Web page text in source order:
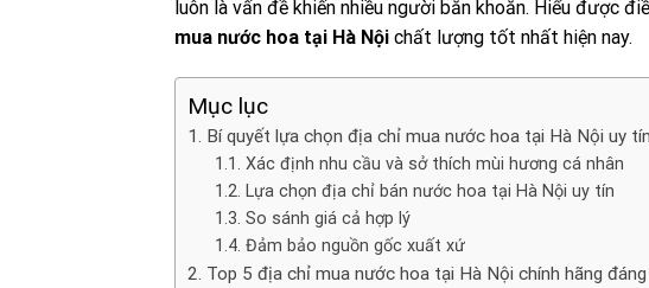
luôn là vấn đề khiến nhiều người băn khoăn. Hiểu được
mua nước hoa tại Hà Nội chất lượng tốt nhất hiện nay.
Mục lục
Bí quyết lựa chọn địa chỉ mua nước hoa tại Hà Nội uy tín
Xác định nhu cầu và sở thích mùi hương cá nhân
Lựa chọn địa chỉ bán nước hoa tại Hà Nội uy tín
So sánh giá cả hợp lý
Đảm bảo nguồn gốc xuất xứ
Top 5 địa chỉ mua nước hoa tại Hà Nội chính hãng